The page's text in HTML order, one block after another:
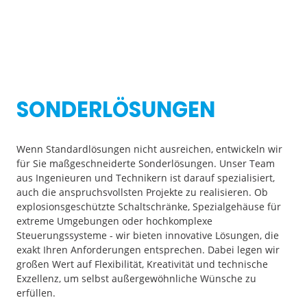
SONDERLÖSUNGEN
Wenn Standardlösungen nicht ausreichen, entwickeln wir
für Sie maßgeschneiderte Sonderlösungen. Unser Team
aus Ingenieuren und Technikern ist darauf spezialisiert,
auch die anspruchsvollsten Projekte zu realisieren. Ob
explosionsgeschützte Schaltschränke, Spezialgehäuse für
extreme Umgebungen oder hochkomplexe
Steuerungssysteme - wir bieten innovative Lösungen, die
exakt Ihren Anforderungen entsprechen. Dabei legen wir
großen Wert auf Flexibilität, Kreativität und technische
Exzellenz, um selbst außergewöhnliche Wünsche zu
erfüllen.